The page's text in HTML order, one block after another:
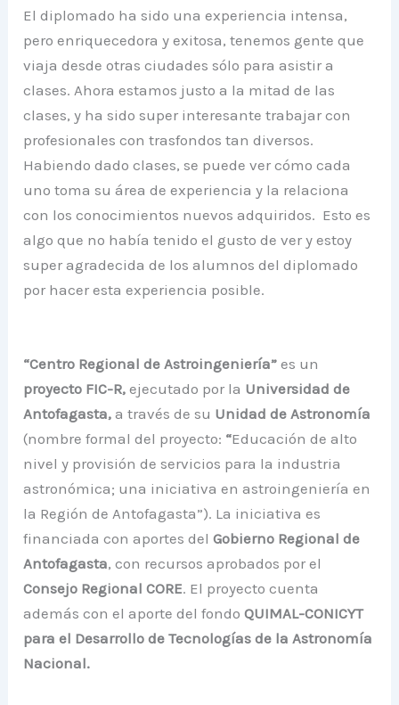
El diplomado ha sido una experiencia intensa,
pero enriquecedora y exitosa, tenemos gente que
viaja desde otras ciudades sólo para asistir a
clases. Ahora estamos justo a la mitad de las
clases, y ha sido super interesante trabajar con
profesionales con trasfondos tan diversos.
Habiendo dado clases, se puede ver cómo cada
uno toma su área de experiencia y la relaciona
con los conocimientos nuevos adquiridos. Esto es
algo que no había tenido el gusto de ver y estoy
super agradecida de los alumnos del diplomado
por hacer esta experiencia posible.
“Centro Regional de Astroingeniería” es un
proyecto FIC-R,ejecutado por la Universidad de
Antofagasta,a través de su Unidad de Astronomía
(nombre formal del proyecto: “Educación de alto
nivel y provisión de servicios para la industria
astronómica; una iniciativa en astroingeniería en
la Región de Antofagasta”). La iniciativa es
financiada con aportes delGobierno Regional de
Antofagasta, con recursos aprobados por el
Consejo Regional CORE. El proyecto cuenta
además con el aporte del fondoQUIMAL-CONICYT
para el Desarrollo de Tecnologías de la Astronomía
Nacional.